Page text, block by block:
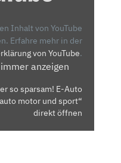
Inhalt von YouTube
Erfahre mehr in der
von YouTube.
anzeigen
so sparsam! E-Auto
motor und sport“
direkt öffnen